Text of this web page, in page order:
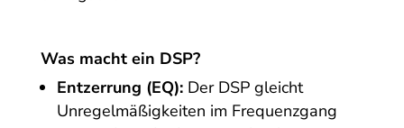
Was macht ein DSP?
Entzerrung (EQ):Der DSP gleicht
Unregelmäßigkeiten im Frequenzgang